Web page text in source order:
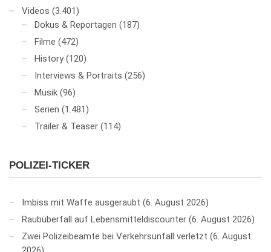
Videos (3.401)
Dokus & Reportagen (187)
Filme (472)
History (120)
Interviews & Portraits (256)
Musik (96)
Serien (1.481)
Trailer & Teaser (114)
POLIZEI-TICKER
Imbiss mit Waffe ausgeraubt 6. August 2026
Raubüberfall auf Lebensmitteldiscounter 6. August 2026
Zwei Polizeibeamte bei Verkehrsunfall verletzt 6. August